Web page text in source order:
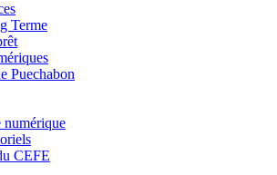
Terme
Puechabon
CEFE